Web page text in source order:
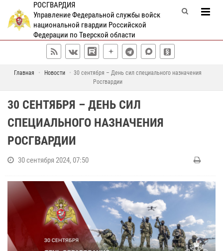
РОСГВАРДИЯ
Управление Федеральной службы войск
национальной гвардии Российской
Федерации по Тверской области
Главная Новости
30 сентября – День сил специального назначения
Росгвардии
30 СЕНТЯБРЯ – ДЕНЬ СИЛ
СПЕЦИАЛЬНОГО НАЗНАЧЕНИЯ
РОСГВАРДИИ
30 сентября 2024, 07:50